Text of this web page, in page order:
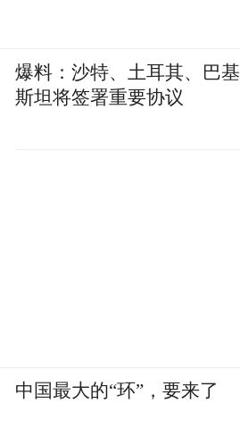
爆料：沙特、土耳其、巴基
斯坦将签署重要协议
中国最大的“环”，要来了